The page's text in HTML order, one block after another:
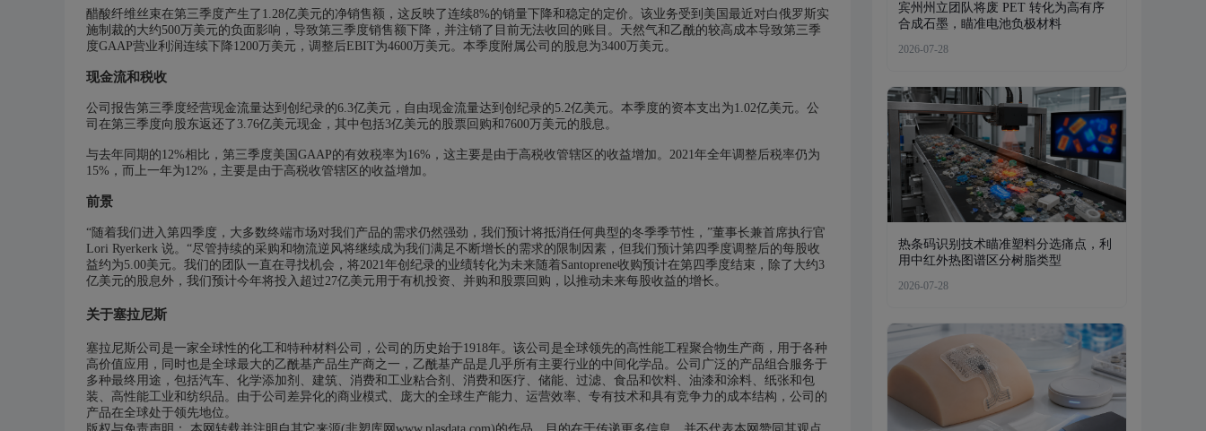
醋酸纤维丝束在第三季度产生了1.28亿美元的净销售额，这反映了连续8%的销量下降和稳定的定价。该业务受到美国最近对白俄罗斯实
施制裁的大约500万美元的负面影响，导致第三季度销售额下降，并注销了目前无法收回的账目。天然气和乙酰的较高成本导致第三季
度GAAP营业利润连续下降1200万美元，调整后EBIT为4600万美元。本季度附属公司的股息为3400万美元。
现金流和税收
公司报告第三季度经营现金流量达到创纪录的6.3亿美元，自由现金流量达到创纪录的5.2亿美元。本季度的资本支出为1.02亿美元。公
司在第三季度向股东返还了3.76亿美元现金，其中包括3亿美元的股票回购和7600万美元的股息。
与去年同期的12%相比，第三季度美国GAAP的有效税率为16%，这主要是由于高税收管辖区的收益增加。2021年全年调整后税率仍为
15%，而上一年为12%，主要是由于高税收管辖区的收益增加。
前景
“随着我们进入第四季度，大多数终端市场对我们产品的需求仍然强劲，我们预计将抵消任何典型的冬季季节性，”董事长兼首席执行官
Lori Ryerkerk 说。“尽管持续的采购和物流逆风将继续成为我们满足不断增长的需求的限制因素，但我们预计第四季度调整后的每股收
益约为5.00美元。我们的团队一直在寻找机会，将2021年创纪录的业绩转化为未来随着Santoprene收购预计在第四季度结束，除了大约3
亿美元的股息外，我们预计今年将投入超过27亿美元用于有机投资、并购和股票回购，以推动未来每股收益的增长。
关于塞拉尼斯
塞拉尼斯公司是一家全球性的化工和特种材料公司，公司的历史始于1918年。该公司是全球领先的高性能工程聚合物生产商，用于各种
高价值应用，同时也是全球最大的乙酰基产品生产商之一，乙酰基产品是几乎所有主要行业的中间化学品。公司广泛的产品组合服务于
多种最终用途，包括汽车、化学添加剂、建筑、消费和工业粘合剂、消费和医疗、储能、过滤、食品和饮料、油漆和涂料、纸张和包
装、高性能工业和纺织品。由于公司差异化的商业模式、庞大的全球生产能力、运营效率、专有技术和具有竞争力的成本结构，公司的
产品在全球处于领先地位。
宾州州立团队将废 PET 转化为高有序
合成石墨，瞄准电池负极材料
2026-07-28
热条码识别技术瞄准塑料分选痛点，利
用中红外热图谱区分树脂类型
2026-07-28